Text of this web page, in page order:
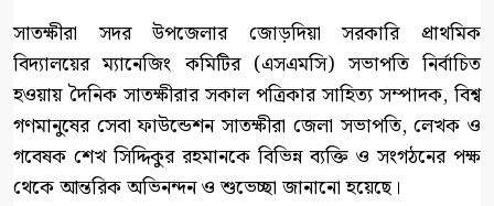
সাতক্ষীরা সদর উপজেলার জোড়দিয়া সরকারি প্রাথমিক
বিদ্যালয়ের ম্যানেজিং কমিটির (এসএমসি) সভাপতি নির্বাচিত
হওয়ায় দৈনিক সাতক্ষীরার সকাল পত্রিকার সাহিত্য সম্পাদক, বিশ্ব
গণমানুষের সেবা ফাউন্ডেশন সাতক্ষীরা জেলা সভাপতি, লেখক ও
গবেষক শেখ সিদ্দিকুর রহমানকে বিভিন্ন ব্যক্তি ও সংগঠনের পক্ষ
থেকে আন্তরিক অভিনন্দন ও শুভেচ্ছা জানানো হয়েছে।